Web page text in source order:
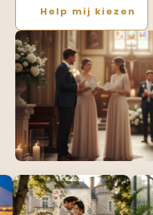
Help mij kiezen